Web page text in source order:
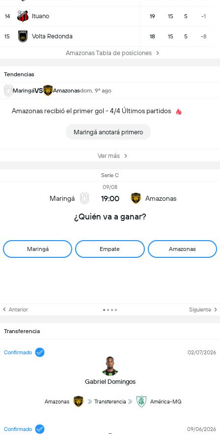
14 Ituano 19 15 5 -1
15 Volta Redonda 18 15 5 -8
Amazonas Tabla de posiciones
Tendencias
MaringáVS Amazonasdom, 9º ago
Amazonas recibió el primer gol - 4/4 Últimos partidos
Maringá anotará primero
Ver más
Serie C
Maringá
09/08
19:00 Amazonas
¿Quién va a ganar?
Maringá Empate Amazonas
Anterior Siguiente
Transferencia
Confirmado
Gabriel Domingos
02/07/2026
Amazonas Transferencia América-MG
Confirmado 09/06/2026